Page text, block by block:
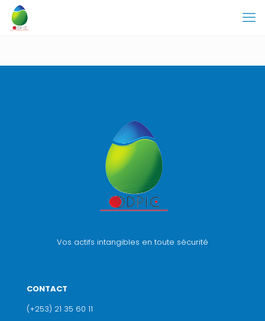
Vos actifs intangibles en toute sécurité
CONTACT
(+253) 21 35 60 11